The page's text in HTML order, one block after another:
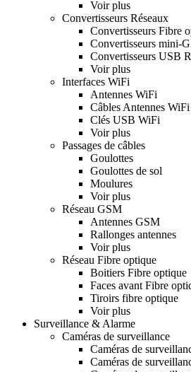
Voir plus
Convertisseurs Réseaux
Convertisseurs Fibre
Convertisseurs mini-
Convertisseurs USB
Voir plus
Interfaces WiFi
Antennes WiFi
Câbles Antennes WiFi
Clés USB WiFi
Voir plus
Passages de câbles
Goulottes
Goulottes de sol
Moulures
Voir plus
Réseau GSM
Antennes GSM
Rallonges antennes
Voir plus
Réseau Fibre optique
Boitiers Fibre optique
Faces avant Fibre
Tiroirs fibre optique
Voir plus
Surveillance & Alarme
Caméras de surveillance
Caméras de
Caméras de